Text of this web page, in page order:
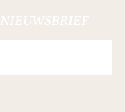
NIEUWSBRIEF